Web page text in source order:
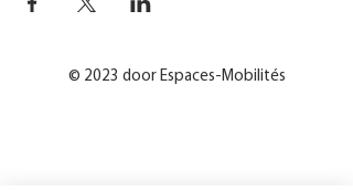
© 2023 door Espaces-Mobilités